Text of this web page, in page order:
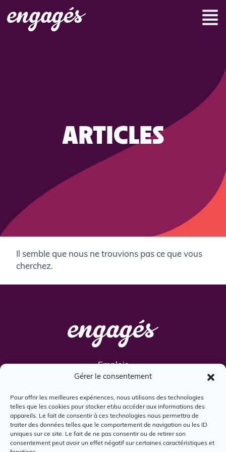
Gérer le consentement
Pour offrir les meilleures expériences, nous utilisons des technologies
telles que les cookies pour stocker et/ou accéder aux informations des
appareils. Le fait de consentir à ces technologies nous permettra de
traiter des données telles que le comportement de navigation ou les ID
uniques sur ce site. Le fait de ne pas consentir ou de retirer son
consentement peut avoir un effet négatif sur certaines caractéristiques et
ARTICLES
Il semble que nous ne trouvions pas ce que vous
cherchez.
Emplois
Services
Engagés
Boîte à outils
Nous joindre